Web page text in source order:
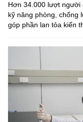
Hơn 34.000 lượt người
kỹ năng phòng, chống
góp phần lan tỏa kiến